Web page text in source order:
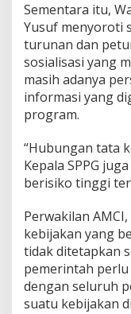
Sementara itu,
Yusuf menyoroti
turunan dan
sosialisasi yang
masih adanya
informasi yang
program.
“Hubungan tata
Kepala SPPG
berisiko tinggi
Perwakilan
kebijakan yang
tidak ditetapkan
pemerintah
dengan seluruh
suatu kebijakan